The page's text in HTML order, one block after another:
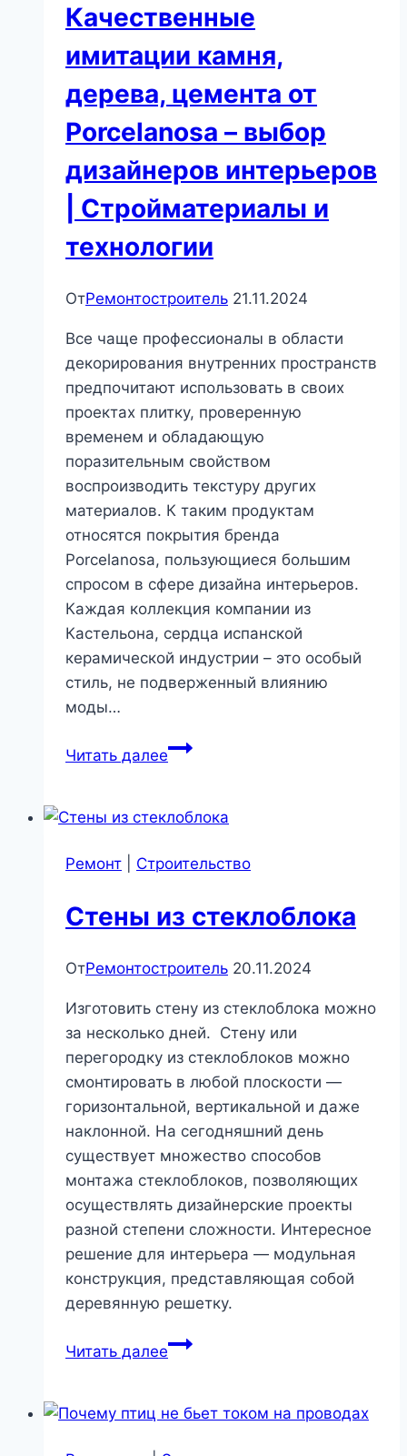
Качественные
имитации камня,
дерева, цемента от
Porcelanosa – выбор
дизайнеров интерьеров
| Стройматериалы и
технологии
ОтРемонтостроитель 21.11.2024
Все чаще профессионалы в области
декорирования внутренних пространств
предпочитают использовать в своих
проектах плитку, проверенную
временем и обладающую
поразительным свойством
воспроизводить текстуру других
материалов. К таким продуктам
относятся покрытия бренда
Porcelanosa, пользующиеся большим
спросом в сфере дизайна интерьеров.
Каждая коллекция компании из
Кастельона, сердца испанской
керамической индустрии – это особый
стиль, не подверженный влиянию
моды…
Читать далееКачественные
дерева,
от
–
дизайнеров
|
Стройматериалы
и
технологии
Ремонт Строительство
Стены из стеклоблока
ОтРемонтостроитель 20.11.2024
Изготовить стену из стеклоблока можно
за несколько дней. Стену или
перегородку из стеклоблоков можно
смонтировать в любой плоскости —
горизонтальной, вертикальной и даже
наклонной. На сегодняшний день
существует множество способов
монтажа стеклоблоков, позволяющих
осуществлять дизайнерские проекты
разной степени сложности. Интересное
решение для интерьера — модульная
конструкция, представляющая собой
деревянную решетку.
Читать далееСтены